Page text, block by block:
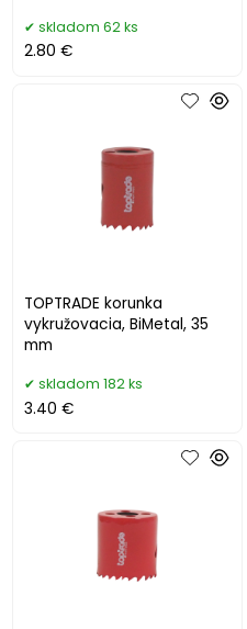
skladom 62 ks
2.80 €
TOPTRADE korunka
vykružovacia, BiMetal, 35
mm
skladom 182 ks
3.40 €